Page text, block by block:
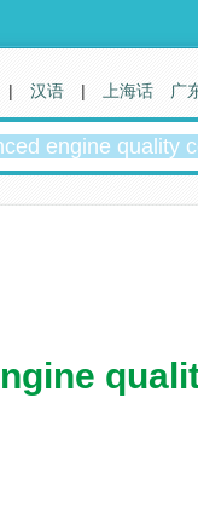
| 汉语 | 上海话 广